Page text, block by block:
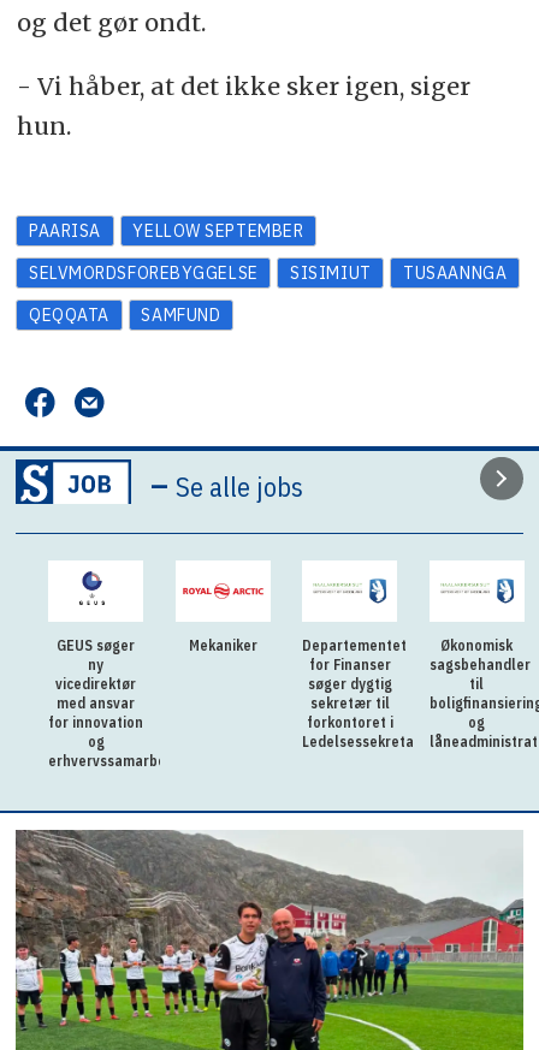
og det gør ondt.
- Vi håber, at det ikke sker igen, siger
hun.
PAARISA
YELLOW SEPTEMBER
SELVMORDSFOREBYGGELSE
SISIMIUT
TUSAANNGA
QEQQATA
SAMFUND
–Se alle jobs
GEUS søger
ny
vicedirektør
med ansvar
for innovation
og
erhvervssamarbejde
Mekaniker
Departementet
for Finanser
søger dygtig
sekretær til
forkontoret i
Ledelsessekretariatet
Økonomisk
sagsbehandler
til
og